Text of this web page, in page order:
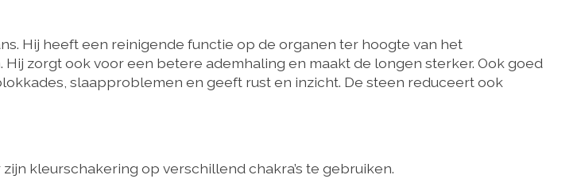
Hij heeft een reinigende functie op de organen ter hoogte van het
zorgt ook voor een betere ademhaling en maakt de longen sterker. Ook goed
slaapproblemen en geeft rust en inzicht. De steen reduceert ook
kleurschakering op verschillend chakra’s te gebruiken.